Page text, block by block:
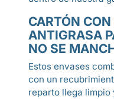
CARTÓN
ANTIGRASA
NO SE
Estos envases
con un
reparto llega limpio